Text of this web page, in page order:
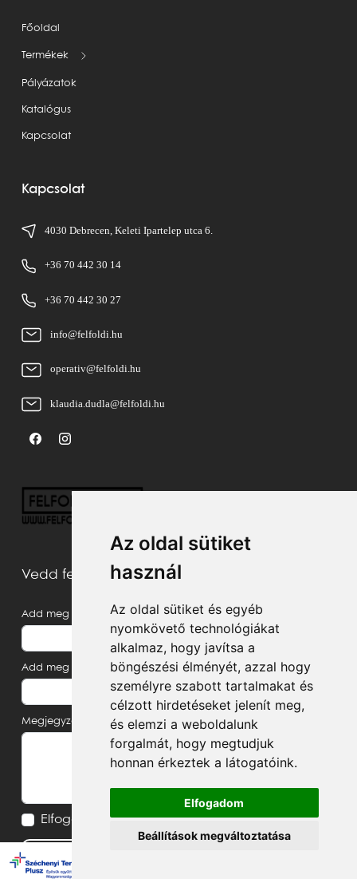
Az oldal sütiket
használ
Az oldal sütiket és egyéb
nyomkövető technológiákat
alkalmaz, hogy javítsa a
böngészési élményét, azzal hogy
személyre szabott tartalmakat és
célzott hirdetéseket jelenít meg,
és elemzi a weboldalunk
forgalmát, hogy megtudjuk
honnan érkeztek a látogatóink.
Elfogadom
Beállítások megváltoztatása
Főoldal
Termékek
Pályázatok
Katalógus
Kapcsolat
Kapcsolat
4030 Debrecen, Keleti Ipartelep utca 6.
+36 70 442 30 14
+36 70 442 30 27
info@felfoldi.hu
operativ@felfoldi.hu
klaudia.dudla@felfoldi.hu
Vedd fel velünk a kapcsolatot
Add meg a neved
Add meg az e-mail címed
Megjegyzés, üzenet
Elfogadom azAdatvédelmi tájékoztatót